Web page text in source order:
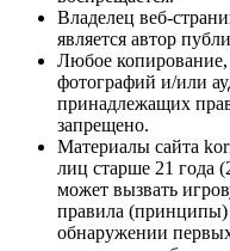
Владелец веб-
является автор
Любое копирование,
фотографий и/или
принадлежащих
запрещено.
Материалы сайта
лиц старше 21 года
может вызвать
правила
обнаружении